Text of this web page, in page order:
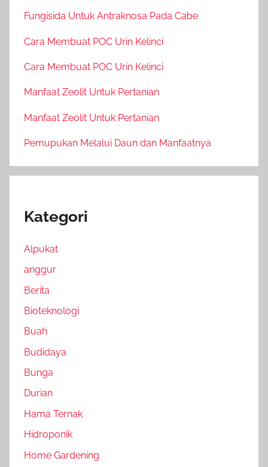
Fungisida Untuk Antraknosa Pada Cabe
Cara Membuat POC Urin Kelinci
Cara Membuat POC Urin Kelinci
Manfaat Zeolit Untuk Pertanian
Manfaat Zeolit Untuk Pertanian
Pemupukan Melalui Daun dan Manfaatnya
Kategori
Alpukat
anggur
Berita
Bioteknologi
Buah
Budidaya
Bunga
Durian
Hama Ternak
Hidroponik
Home Gardening